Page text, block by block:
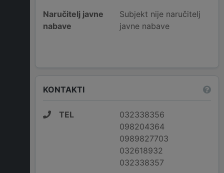
Naručitelj javne
nabave
Subjekt nije naručitelj
javne nabave
KONTAKTI
TEL
032338356
098204364
0989827703
032618932
032338357